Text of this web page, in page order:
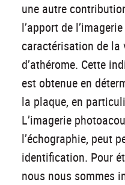
une autre
l’apport de
caractérisation de
d’athérome. Cette
est obtenue en
la plaque, en
L’imagerie
l’échographie, peut
identification. Pour
nous nous sommes